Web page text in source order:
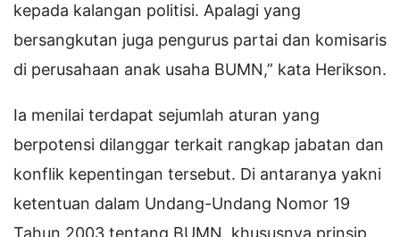
kepada kalangan politisi. Apalagi yang
bersangkutan juga pengurus partai dan komisaris
di perusahaan anak usaha BUMN,” kata Herikson.
Ia menilai terdapat sejumlah aturan yang
berpotensi dilanggar terkait rangkap jabatan dan
konflik kepentingan tersebut. Di antaranya yakni
ketentuan dalam Undang-Undang Nomor 19
Tahun 2003 tentang BUMN, khususnya prinsip